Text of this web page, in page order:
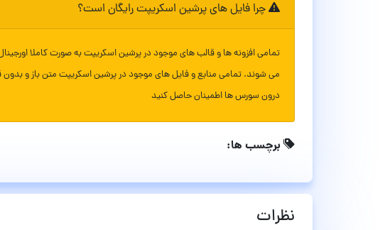
چرا فایل های پرشین اسکریپت رایگان است؟
تمامی افزونه ها و قالب های موجود در پرشین اسکریپت به صورت کاملا
می شوند. تمامی منابع و فایل های موجود در پرشین اسکریپت متن باز و
درون سورس ها اطمینان حاصل کنید
برچسب ها:
نظرات